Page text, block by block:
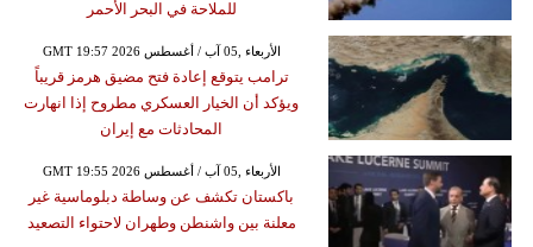
للملاحة في البحر الأحمر
GMT 19:57 2026 الأربعاء ,05 آب / أغسطس
ترامب يتوقع إعادة فتح مضيق هرمز قريباً
ويؤكد أن الخيار العسكري مطروح إذا انهارت
المحادثات مع إيران
GMT 19:55 2026 الأربعاء ,05 آب / أغسطس
باكستان تكشف عن وساطة دبلوماسية غير
معلنة بين واشنطن وطهران لاحتواء التصعيد